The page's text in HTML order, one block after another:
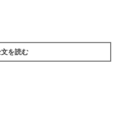
を読む